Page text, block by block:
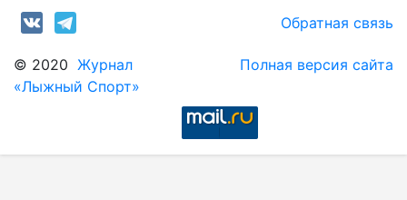
Обратная связь
© 2020 Журнал
«Лыжный Спорт»
Полная версия сайта